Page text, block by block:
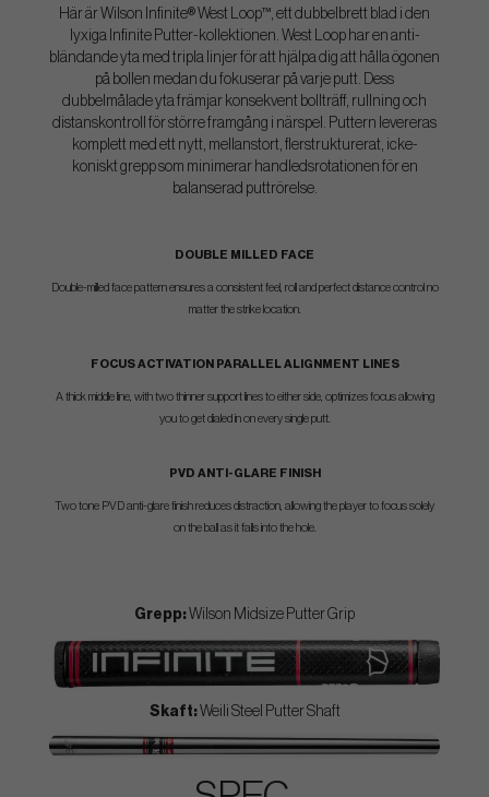
Här är Wilson Infinite® West Loop™, ett dubbelbrett blad i den
lyxiga Infinite Putter-kollektionen. West Loop har en anti-
bländande yta med tripla linjer för att hjälpa dig att hålla ögonen
på bollen medan du fokuserar på varje putt. Dess
dubbelmålade yta främjar konsekvent bollträff, rullning och
distanskontroll för större framgång i närspel. Puttern levereras
komplett med ett nytt, mellanstort, flerstrukturerat, icke-
koniskt grepp som minimerar handledsrotationen för en
balanserad puttrörelse.
DOUBLE MILLED FACE
Double-milled face pattern ensures a consistent feel, roll and perfect distance control no
matter the strike location.
FOCUS ACTIVATION PARALLEL ALIGNMENT LINES
A thick middle line, with two thinner support lines to either side, optimizes focus allowing
you to get dialed in on every single putt.
PVD ANTI-GLARE FINISH
Two tone PVD anti-glare finish reduces distraction, allowing the player to focus solely
on the ball as it falls into the hole.
Grepp: Wilson Midsize Putter Grip
Skaft:Weili Steel Putter Shaft